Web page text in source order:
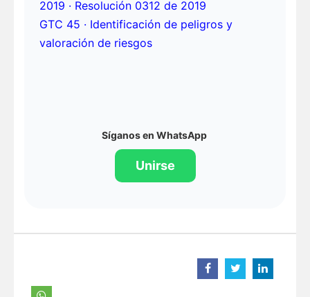
2019 · Resolución 0312 de 2019
GTC 45 · Identificación de peligros y
valoración de riesgos
Síganos en WhatsApp
Unirse